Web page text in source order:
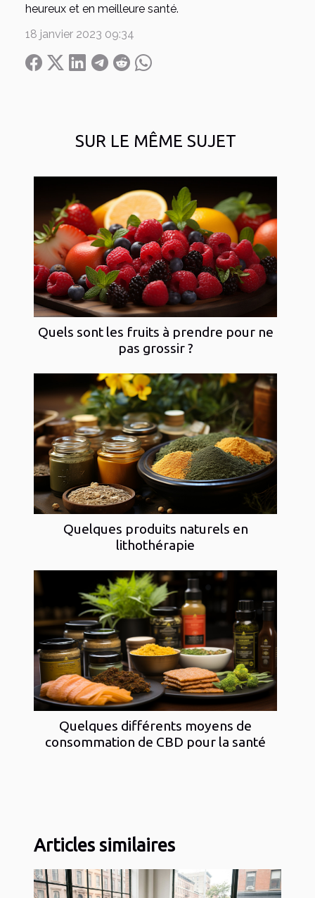
SUR LE MÊME SUJET
Quels sont les fruits à prendre pour ne
pas grossir ?
Quelques produits naturels en
lithothérapie
Quelques différents moyens de
consommation de CBD pour la santé
heureux et en meilleure santé.
18 janvier 2023 09:34
Articles similaires